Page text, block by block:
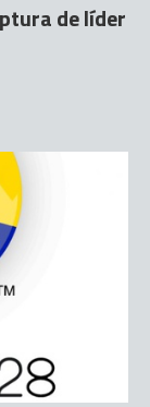
de líder